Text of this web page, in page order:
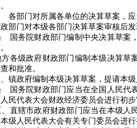
门对所属各单位的决算草案，应
门对本级各部门决算草案审核后发
院财政部门编制中央决算草案，
级政府财政部门编制本级决算草
和批准。
政府编制本级决算草案，提请本级
院财政部门应当在全国人民代表
民代表大会财政经济委员会进行初
辖市政府财政部门应当在本级人
级人民代表大会有关专门委员会进